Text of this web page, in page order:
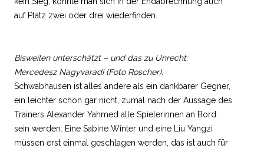
auf Platz zwei oder drei wiederfinden.
Bisweilen unterschätzt – und das zu Unrecht:
Mercedesz Nagyvaradi (Foto Roscher).
Schwabhausen ist alles andere als ein dankbarer Gegner,
ein leichter schon gar nicht, zumal nach der Aussage des
Trainers Alexander Yahmed alle Spielerinnen an Bord
sein werden. Eine Sabine Winter und eine Liu Yangzi
müssen erst einmal geschlagen werden, das ist auch für